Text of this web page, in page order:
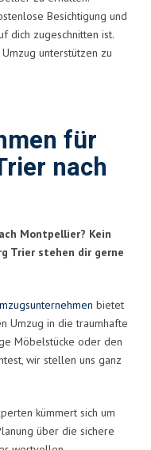
Besichtigung und
dich zugeschnitten ist.
unterstützen zu
für
nach
Montpellier? Kein
Trier stehen dir gerne
bietet
Umzug in die traumhafte
Möbelstücke oder den
wir stellen uns ganz
kümmert sich um
über die sichere